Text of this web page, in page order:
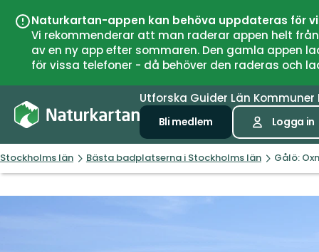
Naturkartan-appen kan behöva uppdateras för
Vi rekommenderar att man raderar appen helt
av en ny app efter sommaren. Den gamla
för vissa telefoner - då behöver den raderas och
Utforska Guider Län Kommuner
Bli medlem Logga in
Stockholms län Bästa badplatserna i Stockholms län Gålö: